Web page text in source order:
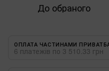
До обраного
ОПЛАТА ЧАСТИНАМИ
6 платежів по 3 510.33 грн